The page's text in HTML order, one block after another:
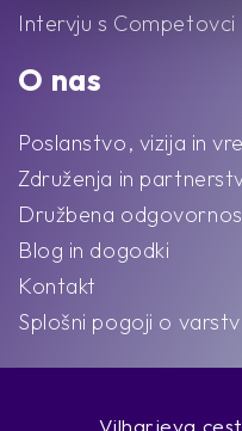
Intervju s Competovci
O nas
Poslanstvo, vizija in
Združenja in
Družbena
Blog in dogodki
Kontakt
Splošni pogoji o